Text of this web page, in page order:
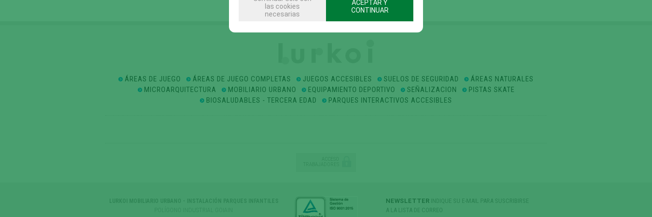
ÁREAS DE JUEGO ÁREAS DE JUEGO COMPLETAS JUEGOS ACCESIBLES SUELOS DE SEGURIDAD
ÁREAS NATURALES
MICROARQUITECTURA
MOBILIARIO URBANO EQUIPAMIENTO DEPORTIVO SEÑALIZACION
PISTAS SKATE
BIOSALUDABLES - TERCERA EDAD
PARQUES INTERACTIVOS ACCESIBLES
ACCESO
TRABAJADORES
NEWSLETTER INDIQUE SU E-MAIL PARA SUSCRIBIRSE
A LA LISTA DE CORREO
las cookies
necesarias
ACEPTAR Y
CONTINUAR